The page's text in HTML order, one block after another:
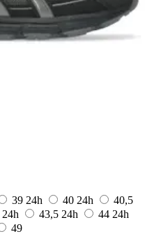
39 24h 40 24h
40,5
24h 43,5 24h 44 24h
49